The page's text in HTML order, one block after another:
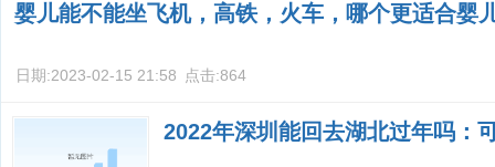
婴儿能不能坐飞机，高铁，火车，哪个更适合婴
日期:2023-02-15 21:58 点击:864
2022年深圳能回去湖北过年吗：